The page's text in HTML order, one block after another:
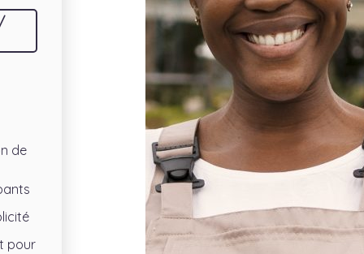
/
de
pour